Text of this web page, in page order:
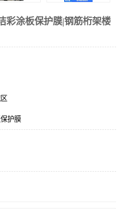
彩涂板保护膜|钢筋桁架楼
护膜